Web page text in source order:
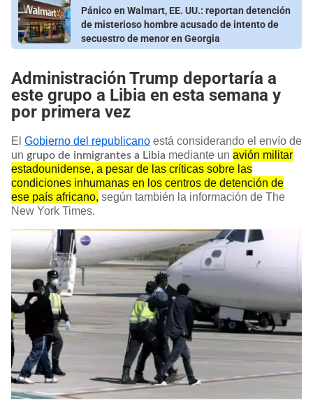
Pánico en Walmart, EE. UU.: reportan detención
de misterioso hombre acusado de intento de
secuestro de menor en Georgia
Administración Trump deportaría a
este grupo a Libia en esta semana y
por primera vez
El Gobierno del republicano está considerando el envío de
un grupo de inmigrantes a Libia mediante un avión militar
estadounidense, a pesar de las críticas sobre las
condiciones inhumanas en los centros de detención de
ese país africano, según también la información de The
New York Times.